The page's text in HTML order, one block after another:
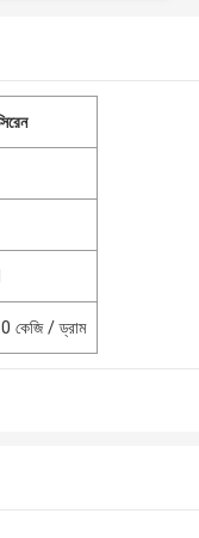
কেজি / ড্রাম